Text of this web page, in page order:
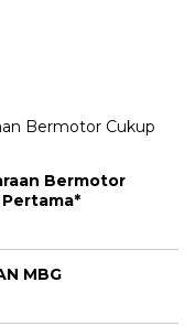
Bermotor
MBG